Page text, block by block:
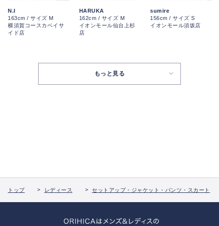
N.I
163cm / サイズ M
横須賀コースカベイサ
イド店
HARUKA
162cm / サイズ M
イオンモール仙台上杉
店
sumire
156cm / サイズ S
イオンモール須坂店
もっと見る
トップ レディース セットアップ・ジャケット・パンツ・スカート